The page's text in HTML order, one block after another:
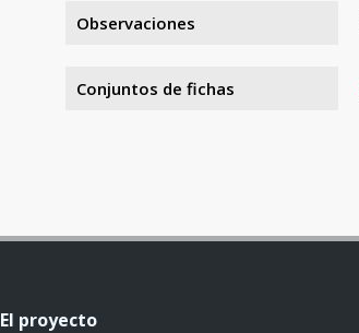
Observaciones
Conjuntos de fichas
El proyecto